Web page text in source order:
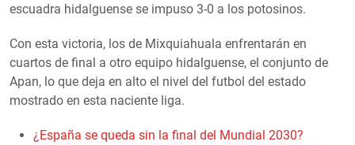
escuadra hidalguense se impuso 3-0 a los potosinos.
Con esta victoria, los de Mixquiahuala enfrentarán en
cuartos de final a otro equipo hidalguense, el conjunto de
Apan, lo que deja en alto el nivel del futbol del estado
mostrado en esta naciente liga.
¿España se queda sin la final del Mundial 2030?